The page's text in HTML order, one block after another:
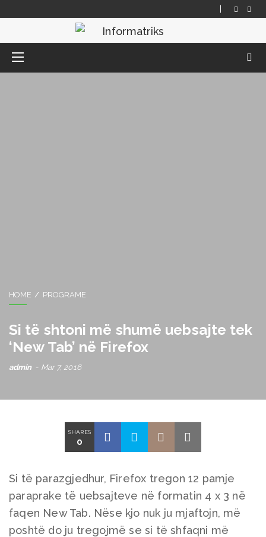
HOME PROGRAME
Si të shtoni më shumë uebsajte tek
‘New Tab’ në Firefox
admin Mar 7, 2016
SHARES
0
Si të parazgjedhur, Firefox tregon 12 pamje
paraprake të uebsajteve në formatin 4 x 3 në
faqen New Tab. Nëse kjo nuk ju mjaftojn, më
poshtë do ju tregojmë se si të shfaqni më